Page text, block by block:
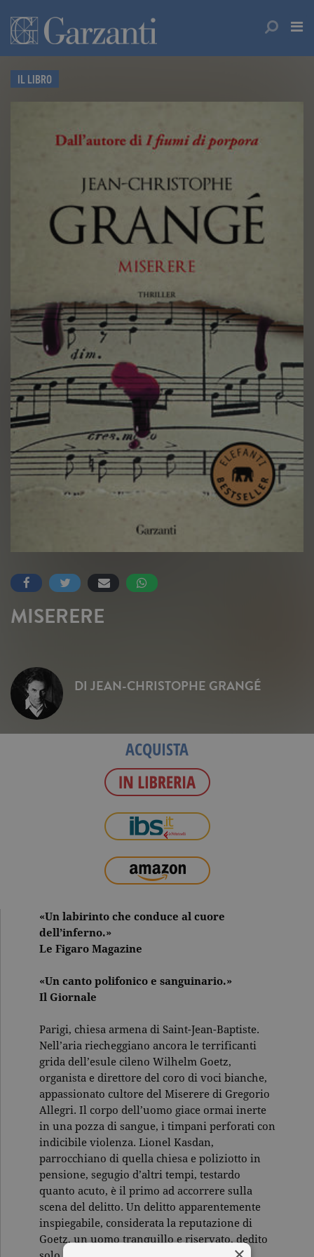
IL LIBRO
MISERERE
DI JEAN-CHRISTOPHE GRANGÉ
ACQUISTA
«Un labirinto che conduce al cuore
dell’inferno.»
Le Figaro Magazine
«Un canto polifonico e sanguinario.»
Il Giornale
Parigi, chiesa armena di Saint-Jean-Baptiste.
Nell’aria riecheggiano ancora le terrificanti
grida dell’esule cileno Wilhelm Goetz,
organista e direttore del coro di voci bianche,
appassionato cultore del Miserere di Gregorio
Allegri. Il corpo dell’uomo giace ormai inerte
in una pozza di sangue, i timpani perforati con
indicibile violenza. Lionel Kasdan,
parrocchiano di quella chiesa e poliziotto in
pensione, segugio d’altri tempi, testardo
quanto acuto, è il primo ad accorrere sulla
scena del delitto. Un delitto apparentemente
inspiegabile, considerata la reputazione di
Goetz, un uomo tranquillo e riservato, dedito